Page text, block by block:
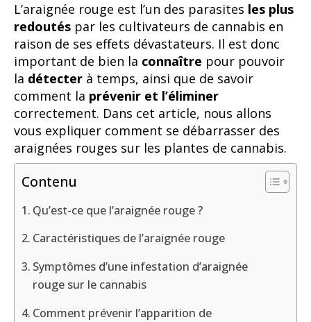
L’araignée rouge est l’un des parasites les plus
redoutés par les cultivateurs de cannabis en
raison de ses effets dévastateurs. Il est donc
important de bien la connaître pour pouvoir
la détecter à temps, ainsi que de savoir
comment la prévenir et l’éliminer
correctement. Dans cet article, nous allons
vous expliquer comment se débarrasser des
araignées rouges sur les plantes de cannabis.
Contenu
Qu’est-ce que l’araignée rouge ?
Caractéristiques de l’araignée rouge
Symptômes d’une infestation d’araignée
rouge sur le cannabis
Comment prévenir l’apparition de